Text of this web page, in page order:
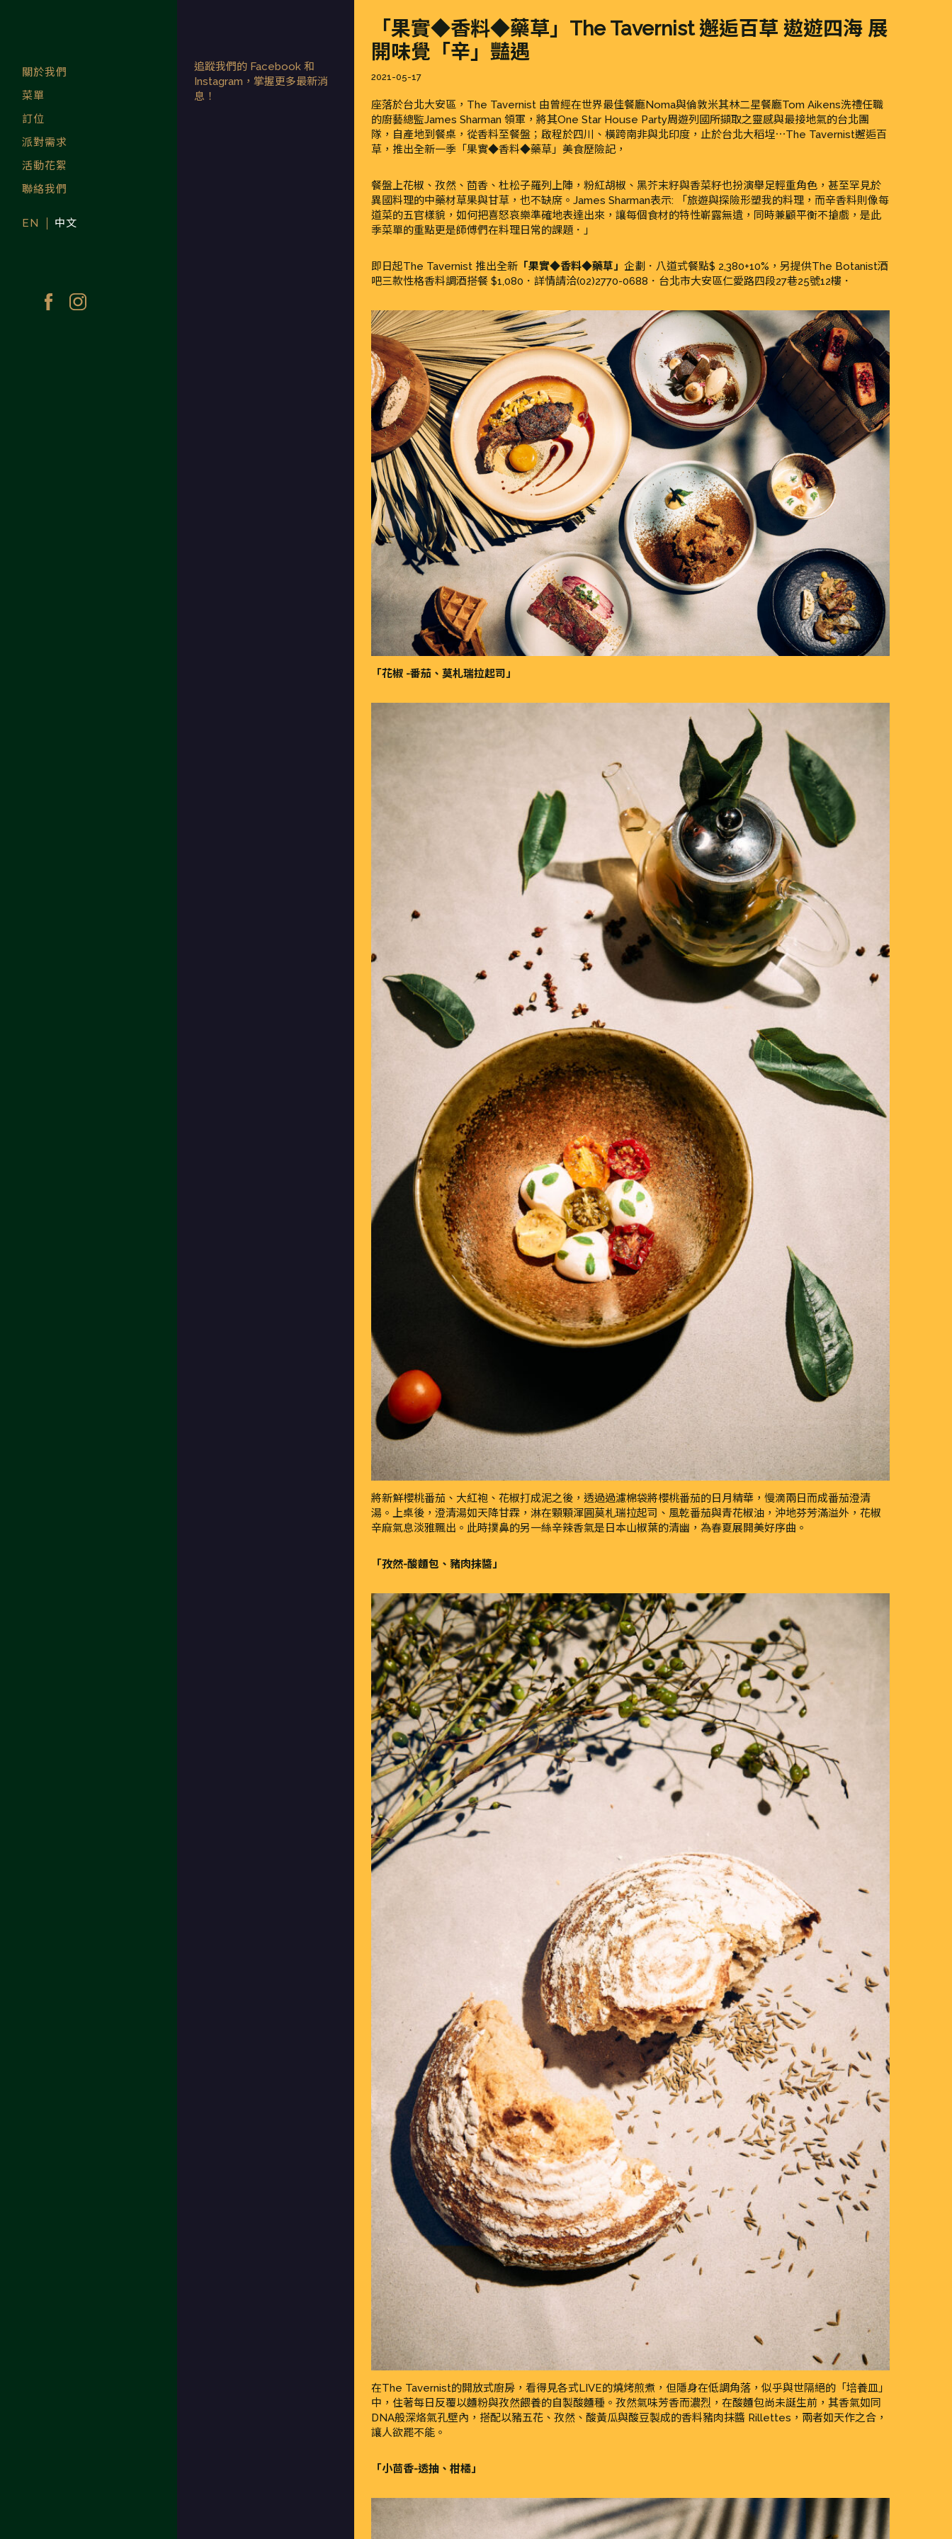
TAVERNIST
| 2020 米其
林餐盤推薦
台北最時髦
摩登料理餐
關於我們
菜單
訂位
派對需求
活動花絮
聯絡我們
EN 中文
「果實◆香料◆藥草」The Tavernist 邂逅百草 遨遊四海 展
開味覺「辛」豔遇
Posted
2021-05-17
座落於台北大安區，The Tavernist 由曾經在世界最佳餐廳Noma與倫敦米其林二星餐廳Tom Aikens洗禮任職
的廚藝總監James Sharman 領軍，將其One Star House Party周遊列國所擷取之靈感與最接地氣的台北團
隊，自產地到餐桌，從香料至餐盤；啟程於四川、橫跨南非與北印度，止於台北大稻埕⋯The Tavernist邂逅百
草，推出全新一季「果實◆香料◆藥草」美食歷險記，
餐盤上花椒、孜然、茴香、杜松子羅列上陣，粉紅胡椒、黑芥末籽與香菜籽也扮演舉足輕重角色，甚至罕見於
異國料理的中藥材草果與甘草，也不缺席。James Sharman表示: 「旅遊與探險形塑我的料理，而辛香料則像每
道菜的五官樣貌，如何把喜怒哀樂準確地表達出來，讓每個食材的特性嶄露無遺，同時兼顧平衡不搶戲，是此
季菜單的重點更是師傅們在料理日常的課題．」
即日起The Tavernist 推出全新 「果實◆香料◆藥草」 企劃．八道式餐點$ 2,380+10%，另提供The Botanist酒
吧三款性格香料調酒搭餐 $1,080．詳情請洽(02)2770-0688．台北市大安區仁愛路四段27巷25號12樓．
「花椒 -番茄、莫札瑞拉起司」
將新鮮櫻桃番茄、大紅袍、花椒打成泥之後，透過過濾棉袋將櫻桃番茄的日月精華，慢滴兩日而成番茄澄清
湯。上桌後，澄清湯如天降甘霖，淋在顆顆渾圓莫札瑞拉起司、風乾番茄與青花椒油，沖地芬芳滿溢外，花椒
辛麻氣息淡雅飄出。此時撲鼻的另一絲辛辣香氣是日本山椒葉的清幽，為春夏展開美好序曲。
「孜然-酸麵包、豬肉抹醬」
在The Tavernist的開放式廚房，看得見各式LIVE的燒烤煎煮，但隱身在低調角落，似乎與世隔絕的「培養皿」
中，住著每日反覆以麵粉與孜然餵養的自製酸麵種。孜然氣味芳香而濃烈，在酸麵包尚未誕生前，其香氣如同
DNA般深烙氣孔壁內，搭配以豬五花、孜然、酸黃瓜與酸豆製成的香料豬肉抹醬 Rillettes，兩者如天作之合，
讓人欲罷不能。
「小茴香-透抽、柑橘」
追蹤我們的 Facebook 和
Instagram，掌握更多最新消
息！